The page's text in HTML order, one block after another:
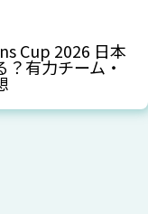
Cup 2026 日本
有力チーム・